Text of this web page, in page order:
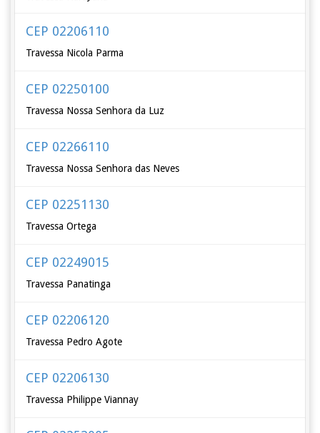
CEP 02206110
Travessa Nicola Parma
CEP 02250100
Travessa Nossa Senhora da Luz
CEP 02266110
Travessa Nossa Senhora das Neves
CEP 02251130
Travessa Ortega
CEP 02249015
Travessa Panatinga
CEP 02206120
Travessa Pedro Agote
CEP 02206130
Travessa Philippe Viannay